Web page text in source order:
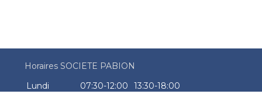
Horaires SOCIETE PABION
Lundi
07:30-12:00
13:30-18:00